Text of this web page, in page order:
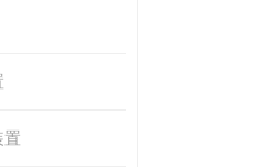
置